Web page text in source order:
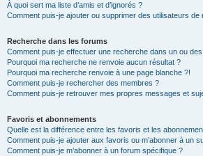
À quoi sert ma liste d’amis et d’ignorés ?
Comment puis-je ajouter ou supprimer des utilisateurs de
Recherche dans les forums
Comment puis-je effectuer une recherche dans un ou
Pourquoi ma recherche ne renvoie aucun résultat ?
Pourquoi ma recherche renvoie à une page blanche ?!
Comment puis-je rechercher des membres ?
Comment puis-je retrouver mes propres messages et
Favoris et abonnements
Quelle est la différence entre les favoris et les
Comment puis-je ajouter aux favoris ou m’abonner à un
Comment puis-je m’abonner à un forum spécifique ?